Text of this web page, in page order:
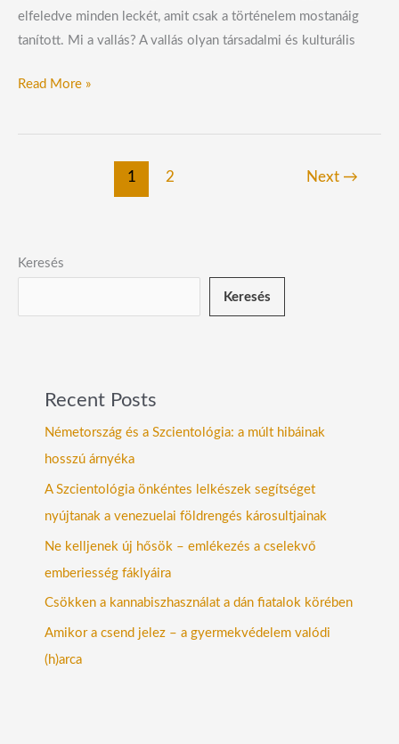
elfeledve minden leckét, amit csak a történelem mostanáig
tanított. Mi a vallás? A vallás olyan társadalmi és kulturális
Read More »
1 2 Next →
Keresés
Keresés
Recent Posts
Németország és a Szcientológia: a múlt hibáinak
hosszú árnyéka
A Szcientológia önkéntes lelkészek segítséget
nyújtanak a venezuelai földrengés károsultjainak
Ne kelljenek új hősök – emlékezés a cselekvő
emberiesség fáklyáira
Csökken a kannabiszhasználat a dán fiatalok körében
Amikor a csend jelez – a gyermekvédelem valódi
(h)arca